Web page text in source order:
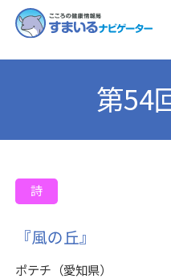
第54
詩
『風の丘』
ポテチ（愛知県）